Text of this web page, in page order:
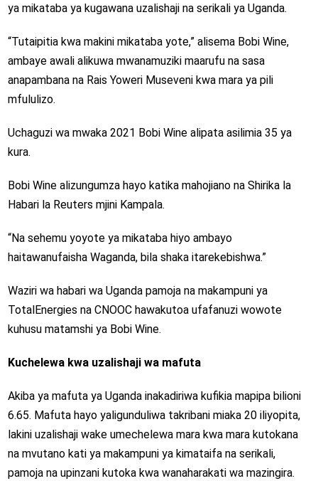
ya mikataba ya kugawana uzalishaji na serikali ya Uganda.
“Tutaipitia kwa makini mikataba yote,” alisema Bobi Wine,
ambaye awali alikuwa mwanamuziki maarufu na sasa
anapambana na Rais Yoweri Museveni kwa mara ya pili
mfululizo.
Uchaguzi wa mwaka 2021 Bobi Wine alipata asilimia 35 ya
kura.
Bobi Wine alizungumza hayo katika mahojiano na Shirika la
Habari la Reuters mjini Kampala.
“Na sehemu yoyote ya mikataba hiyo ambayo
haitawanufaisha Waganda, bila shaka itarekebishwa.”
Waziri wa habari wa Uganda pamoja na makampuni ya
TotalEnergies na CNOOC hawakutoa ufafanuzi wowote
kuhusu matamshi ya Bobi Wine.
Kuchelewa kwa uzalishaji wa mafuta
Akiba ya mafuta ya Uganda inakadiriwa kufikia mapipa bilioni
6.65. Mafuta hayo yaligunduliwa takribani miaka 20 iliyopita,
lakini uzalishaji wake umechelewa mara kwa mara kutokana
na mvutano kati ya makampuni ya kimataifa na serikali,
pamoja na upinzani kutoka kwa wanaharakati wa mazingira.